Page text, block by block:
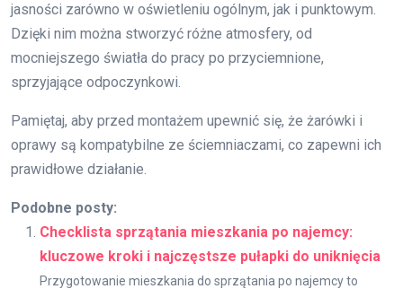
jasności zarówno w oświetleniu ogólnym, jak i punktowym.
Dzięki nim można stworzyć różne atmosfery, od
mocniejszego światła do pracy po przyciemnione,
sprzyjające odpoczynkowi.
Pamiętaj, aby przed montażem upewnić się, że żarówki i
oprawy są kompatybilne ze ściemniaczami, co zapewni ich
prawidłowe działanie.
Podobne posty:
Checklista sprzątania mieszkania po najemcy:
kluczowe kroki i najczęstsze pułapki do uniknięcia
Przygotowanie mieszkania do sprzątania po najemcy to